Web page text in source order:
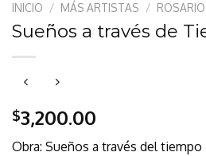
INICIO / MÁS ARTISTAS /
Sueños a través de
$3,200.00
Obra: Sueños a través del tiempo